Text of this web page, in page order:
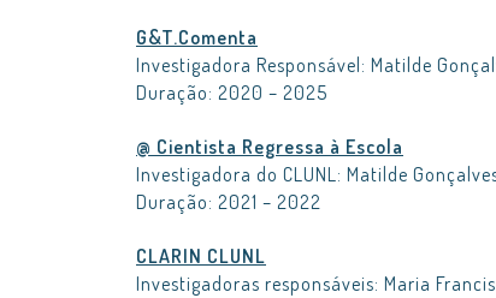
G&T.Comenta
Investigadora Responsável: Matilde
Duração: 2020 – 2025
@ Cientista Regressa à Escola
Investigadora do CLUNL: Matilde
Duração: 2021 – 2022
CLARIN CLUNL
Investigadoras responsáveis: Maria